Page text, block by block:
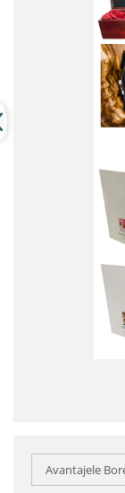
Avantajele